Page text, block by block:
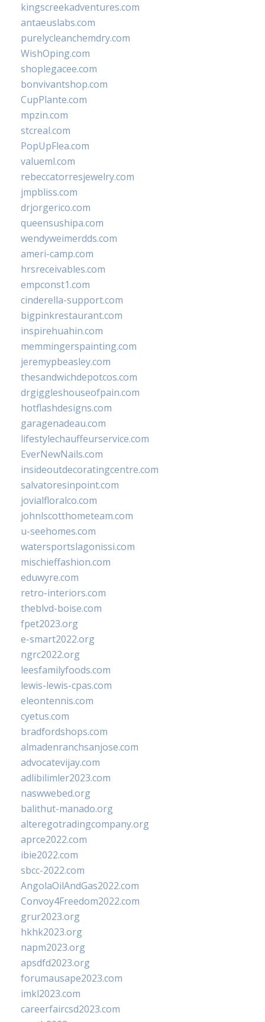
kingscreekadventures.com
antaeuslabs.com
purelycleanchemdry.com
WishOping.com
shoplegacee.com
bonvivantshop.com
CupPlante.com
mpzin.com
stcreal.com
PopUpFlea.com
valueml.com
rebeccatorresjewelry.com
jmpbliss.com
drjorgerico.com
queensushipa.com
wendyweimerdds.com
ameri-camp.com
hrsreceivables.com
empconst1.com
cinderella-support.com
bigpinkrestaurant.com
inspirehuahin.com
memmingerspainting.com
jeremypbeasley.com
thesandwichdepotcos.com
drgiggleshouseofpain.com
hotflashdesigns.com
garagenadeau.com
lifestylechauffeurservice.com
EverNewNails.com
insideoutdecoratingcentre.com
salvatoresinpoint.com
jovialfloralco.com
johnlscotthometeam.com
u-seehomes.com
watersportslagonissi.com
mischieffashion.com
eduwyre.com
retro-interiors.com
theblvd-boise.com
fpet2023.org
e-smart2022.org
ngrc2022.org
leesfamilyfoods.com
lewis-lewis-cpas.com
eleontennis.com
cyetus.com
bradfordshops.com
almadenranchsanjose.com
advocatevijay.com
adlibilimler2023.com
naswwebed.org
balithut-manado.org
alteregotradingcompany.org
aprce2022.com
ibie2022.com
sbcc-2022.com
AngolaOilAndGas2022.com
Convoy4Freedom2022.com
grur2023.org
hkhk2023.org
napm2023.org
apsdfd2023.org
forumausape2023.com
imkl2023.com
careerfaircsd2023.com